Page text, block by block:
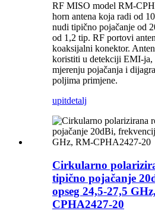
RF MISO model RM-
horn antena koja radi od
nudi tipično pojačanje od
od 1,2 tip. RF portovi
koaksijalni konektor.
koristiti u detekciji EMI-
mjerenju pojačanja i
poljima primjene.
upitdetalj
Cirkularno
tipično pojačanje
opseg 24,5-27,5
CPHA2427-20